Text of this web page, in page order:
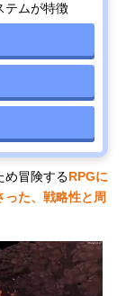
テムが特徴
め冒険するRPGに
た、戦略性と周